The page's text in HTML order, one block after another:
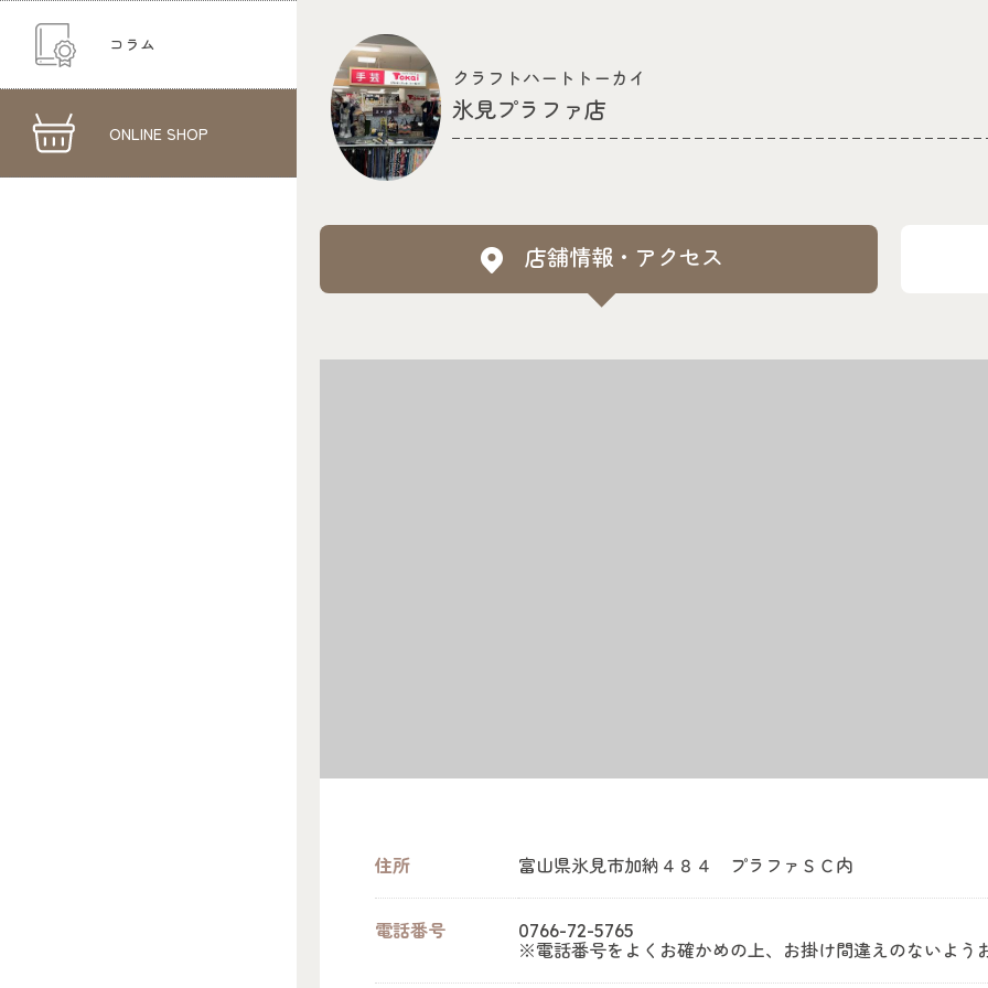
コラム
ONLINE SHOP
クラフトハートトーカイ
氷見プラファ店
店舗情報・アクセス
住所 富山県氷見市加納４８４ プラファＳＣ内
電話番号
0766-72-5765
※電話番号をよくお確かめの上、お掛け間違えのないよう